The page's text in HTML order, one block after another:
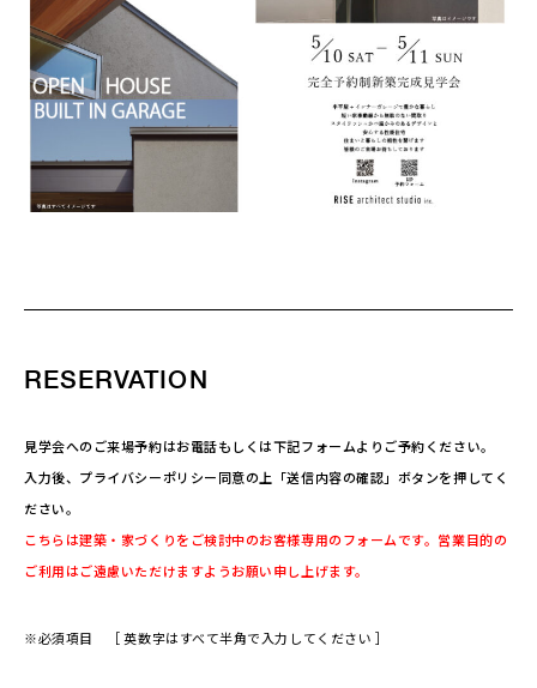
RESERVATION
見学会へのご来場予約はお電話もしくは下記フォームよりご予約ください。
入力後、プライバシーポリシー同意の上「送信内容の確認」ボタンを押してく
ださい。
こちらは建築・家づくりをご検討中のお客様専用のフォームです。営業目的の
ご利用はご遠慮いただけますようお願い申し上げます。
※必須項目 ［ 英数字はすべて半角で入力してください ］